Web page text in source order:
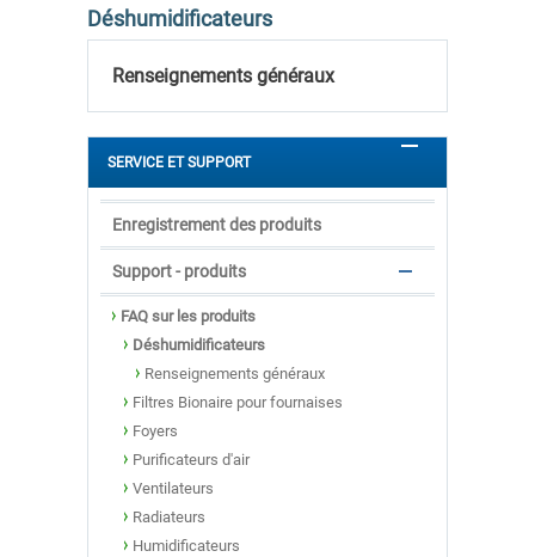
Déshumidificateurs
Renseignements généraux
SERVICE ET SUPPORT
Enregistrement des produits
Support - produits
FAQ sur les produits
Déshumidificateurs
Renseignements généraux
Filtres Bionaire pour fournaises
Foyers
Purificateurs d'air
Ventilateurs
Radiateurs
Humidificateurs